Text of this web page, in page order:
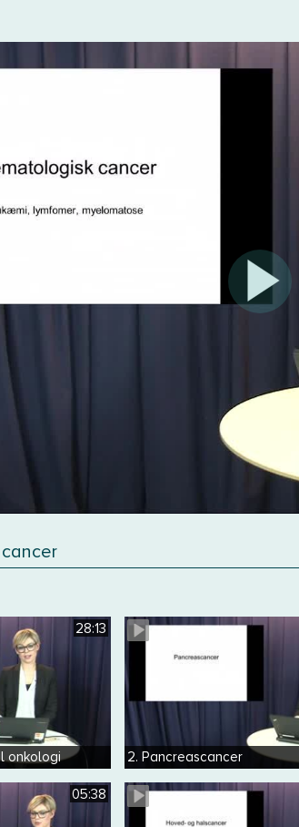
28:13
onkologi 2. Pancreascancer
05:38